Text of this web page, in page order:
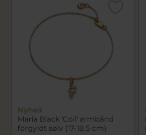
Nyhed
Maria Black 'Coil' armbånd
forgyldt sølv (17-18,5 cm)